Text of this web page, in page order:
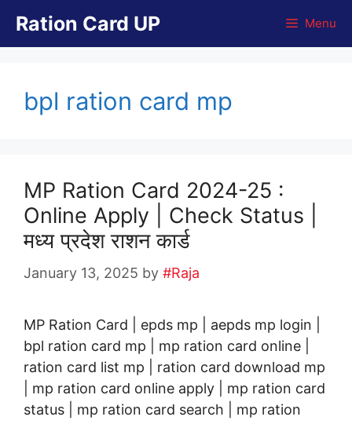
content
Ration Card UP Menu
bpl ration card mp
MP Ration Card 2024-25 :
Online Apply | Check Status |
मध्य प्रदेश राशन कार्ड
January 13, 2025 by #Raja
MP Ration Card | epds mp | aepds mp login |
bpl ration card mp | mp ration card online |
ration card list mp | ration card download mp
| mp ration card online apply | mp ration card
status | mp ration card search | mp ration